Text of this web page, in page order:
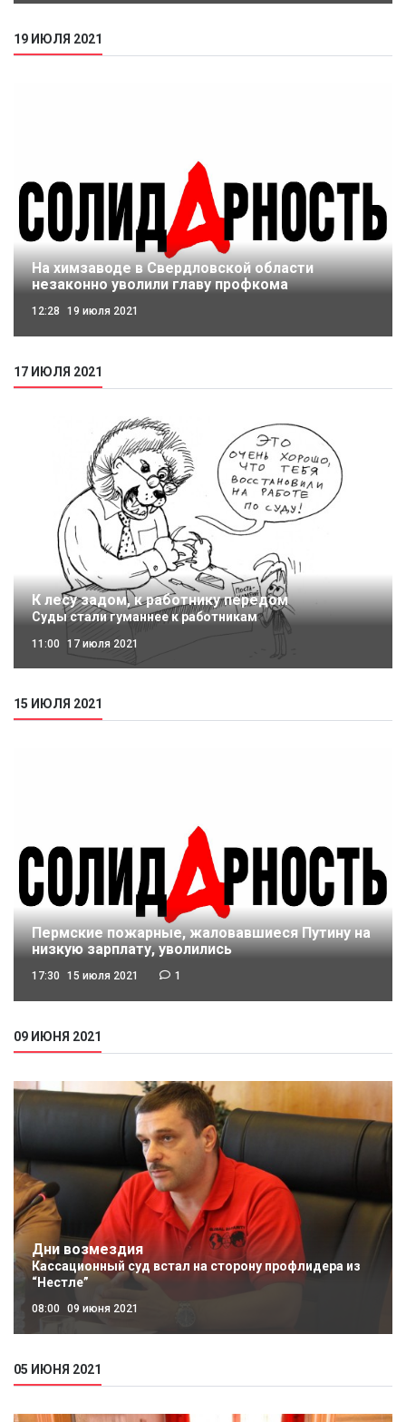
19 ИЮЛЯ 2021
На химзаводе в Свердловской области
незаконно уволили главу профкома
12:28 19 июля 2021
17 ИЮЛЯ 2021
К лесу задом, к работнику передом
Суды стали гуманнее к работникам
11:00 17 июля 2021
15 ИЮЛЯ 2021
Пермские пожарные, жаловавшиеся Путину на
низкую зарплату, уволились
17:30 15 июля 2021 1
09 ИЮНЯ 2021
Дни возмездия
Кассационный суд встал на сторону профлидера из
“Нестле”
08:00 09 июня 2021
05 ИЮНЯ 2021